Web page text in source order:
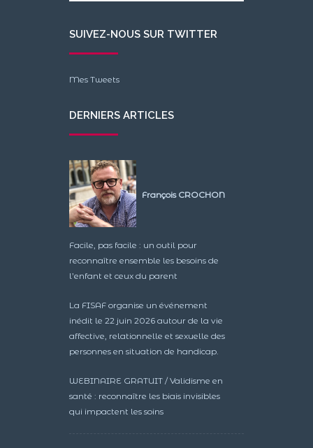
SUIVEZ-NOUS SUR TWITTER
Mes Tweets
DERNIERS ARTICLES
François CROCHON
Facile, pas facile : un outil pour
reconnaître ensemble les besoins de
l’enfant et ceux du parent
La FISAF organise un événement
inédit le 22 juin 2026 autour de la vie
affective, relationnelle et sexuelle des
personnes en situation de handicap.
WEBINAIRE GRATUIT / Validisme en
santé : reconnaître les biais invisibles
qui impactent les soins